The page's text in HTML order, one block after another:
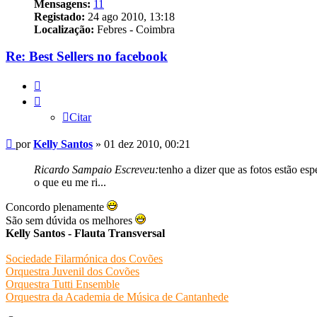
Mensagens: 11
Registado: 24 ago 2010, 13:18
Localização: Febres - Coimbra
Re: Best Sellers no facebook
Citar
Mensagem
porKelly Santos » 01 dez 2010, 00:21
Ricardo Sampaio Escreveu:tenho a dizer que as fotos estão
o que eu me ri...
Concordo plenamente
São sem dúvida os melhores
Kelly Santos - Flauta Transversal
Sociedade Filarmónica dos Covões
Orquestra Juvenil dos Covões
Orquestra Tutti Ensemble
Orquestra da Academia de Música de Cantanhede